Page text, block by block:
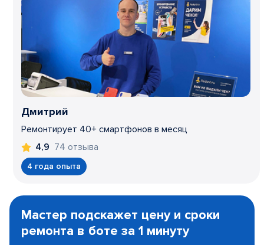
Дмитрий
Ремонтирует 40+ смартфонов в месяц
4,9 74 отзыва
4 года опыта
1
Мастер подскажет цену и сроки
ремонта в боте за 1 минуту